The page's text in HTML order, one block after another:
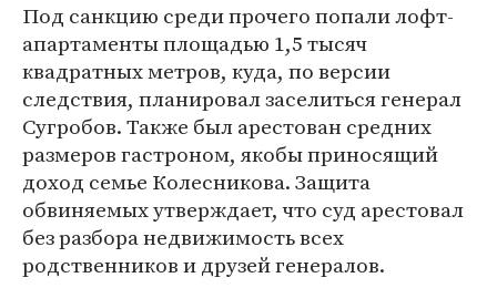
Под санкцию среди прочего попали лофт-
апартаменты площадью 1,5 тысяч
квадратных метров, куда, по версии
следствия, планировал заселиться генерал
Сугробов. Также был арестован средних
размеров гастроном, якобы приносящий
доход семье Колесникова. Защита
обвиняемых утверждает, что суд арестовал
без разбора недвижимость всех
родственников и друзей генералов.